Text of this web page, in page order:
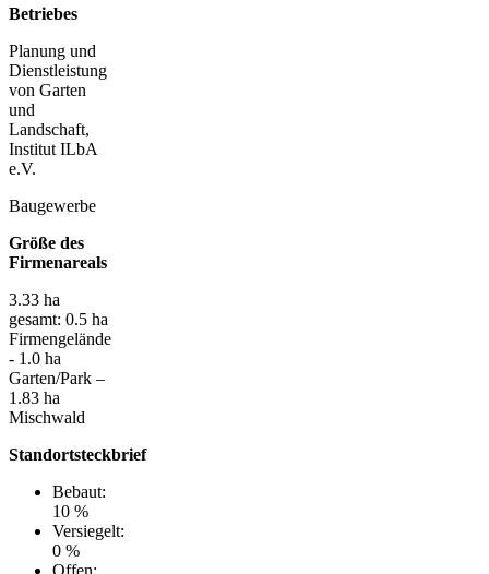
Betriebes
Planung und
Dienstleistung
von Garten
und
Landschaft,
Institut ILbA
e.V.
Baugewerbe
Größe des
Firmenareals
3.33 ha
gesamt: 0.5 ha
Firmengelände
- 1.0 ha
Garten/Park –
1.83 ha
Mischwald
Standortsteckbrief
Bebaut:
10 %
Versiegelt:
0 %
Offen: